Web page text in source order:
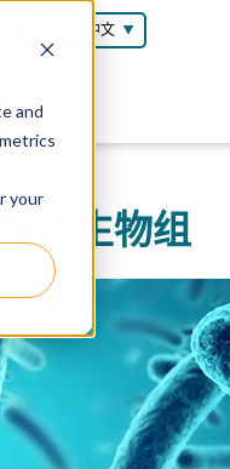
and
your
简体中文
微生物组